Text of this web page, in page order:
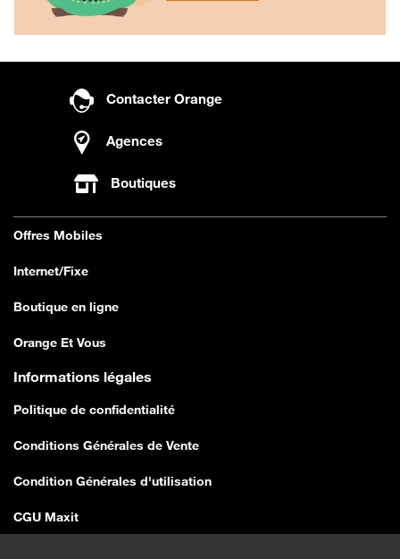
Contacter Orange
Agences
Boutiques
Offres Mobiles
Internet/Fixe
Boutique en ligne
Orange Et Vous
Informations légales
Politique de confidentialité
Conditions Générales de Vente
Condition Générales d'utilisation
CGU Maxit